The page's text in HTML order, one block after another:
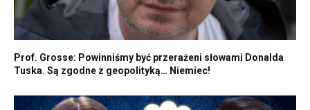
Prof. Grosse: Powinniśmy być przerażeni słowami Donalda
Tuska. Są zgodne z geopolityką… Niemiec!